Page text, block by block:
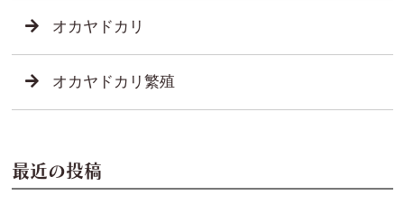
オカヤドカリ
オカヤドカリ繁殖
最近の投稿